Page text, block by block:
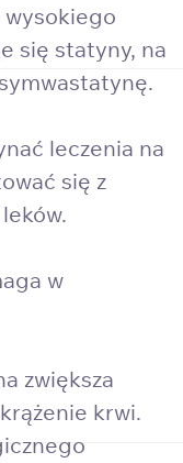
się statyny, na
leczenia na
się z
w
zwiększa
krwi.